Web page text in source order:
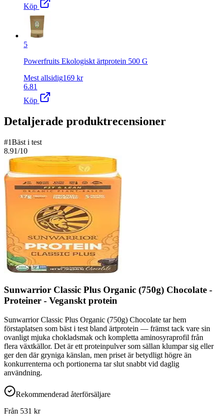
Köp
5
Powerfruits Ekologiskt ärtprotein 500 G
Mest allsidig169 kr
6.81
Köp
Detaljerade produktrecensioner
#1Bäst i test
8.91/10
Sunwarrior Classic Plus Organic (750g) Chocolate -
Proteiner - Veganskt protein
Sunwarrior Classic Plus Organic (750g) Chocolate tar hem
förstaplatsen som bäst i test bland ärtprotein — främst tack vare sin
ovanligt mjuka chokladsmak och kompletta aminosyraprofil från
flera växtkällor. Det är ett proteinpulver som sällan klumpar sig eller
ger den där gryniga känslan, men priset är betydligt högre än
konkurrenterna och portionerna tar slut snabbt vid daglig
användning.
Rekommenderad återförsäljare
Från 531 kr